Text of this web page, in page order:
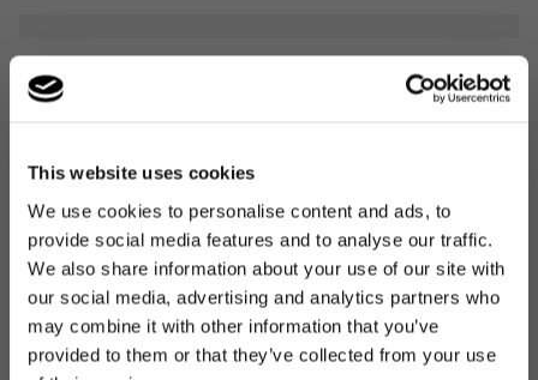
This website uses cookies
We use cookies to personalise content and ads, to
provide social media features and to analyse our traffic.
We also share information about your use of our site with
our social media, advertising and analytics partners who
may combine it with other information that you’ve
provided to them or that they’ve collected from your use